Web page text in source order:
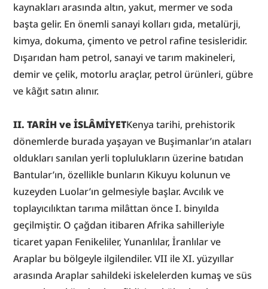
kaynakları arasında altın, yakut, mermer ve soda
başta gelir. En önemli sanayi kolları gıda, metalürji,
kimya, dokuma, çimento ve petrol rafine tesisleridir.
Dışarıdan ham petrol, sanayi ve tarım makineleri,
demir ve çelik, motorlu araçlar, petrol ürünleri, gübre
ve kâğıt satın alınır.
II. TARİH ve İSLÂMİYETKenya tarihi, prehistorik
dönemlerde burada yaşayan ve Buşimanlar’ın ataları
oldukları sanılan yerli toplulukların üzerine batıdan
Bantular’ın, özellikle bunların Kikuyu kolunun ve
kuzeyden Luolar’ın gelmesiyle başlar. Avcılık ve
toplayıcılıktan tarıma milâttan önce I. binyılda
geçilmiştir. O çağdan itibaren Afrika sahilleriyle
ticaret yapan Fenikeliler, Yunanlılar, İranlılar ve
Araplar bu bölgeyle ilgilendiler. VII ile XI. yüzyıllar
arasında Araplar sahildeki iskelelerden kumaş ve süs